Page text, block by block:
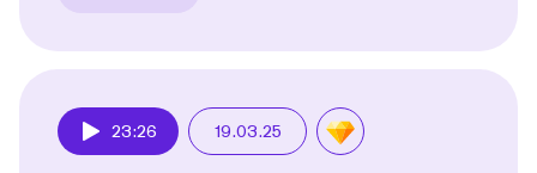
23:26 19.03.25